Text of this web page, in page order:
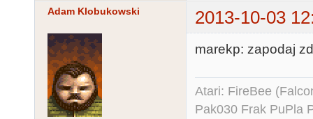
Adam Klobukowski 2013-10-03
marekp: zapodaj
Atari: FireBee
Pak030 Frak PuPla